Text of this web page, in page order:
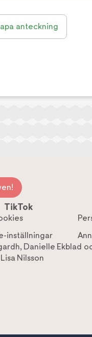
anteckning
TikTok
inställningar
, Danielle Ekblad
Lisa Nilsson